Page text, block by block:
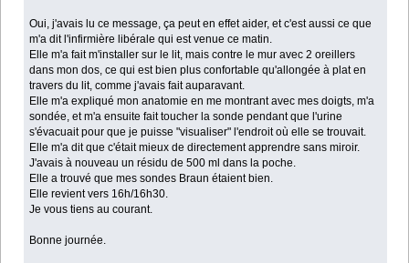
Oui, j'avais lu ce message, ça peut en effet aider, et c'est aussi ce que
m'a dit l'infirmière libérale qui est venue ce matin.
Elle m'a fait m'installer sur le lit, mais contre le mur avec 2 oreillers
dans mon dos, ce qui est bien plus confortable qu'allongée à plat en
travers du lit, comme j'avais fait auparavant.
Elle m'a expliqué mon anatomie en me montrant avec mes doigts, m'a
sondée, et m'a ensuite fait toucher la sonde pendant que l'urine
s'évacuait pour que je puisse "visualiser" l'endroit où elle se trouvait.
Elle m'a dit que c'était mieux de directement apprendre sans miroir.
J'avais à nouveau un résidu de 500 ml dans la poche.
Elle a trouvé que mes sondes Braun étaient bien.
Elle revient vers 16h/16h30.
Je vous tiens au courant.
Bonne journée.